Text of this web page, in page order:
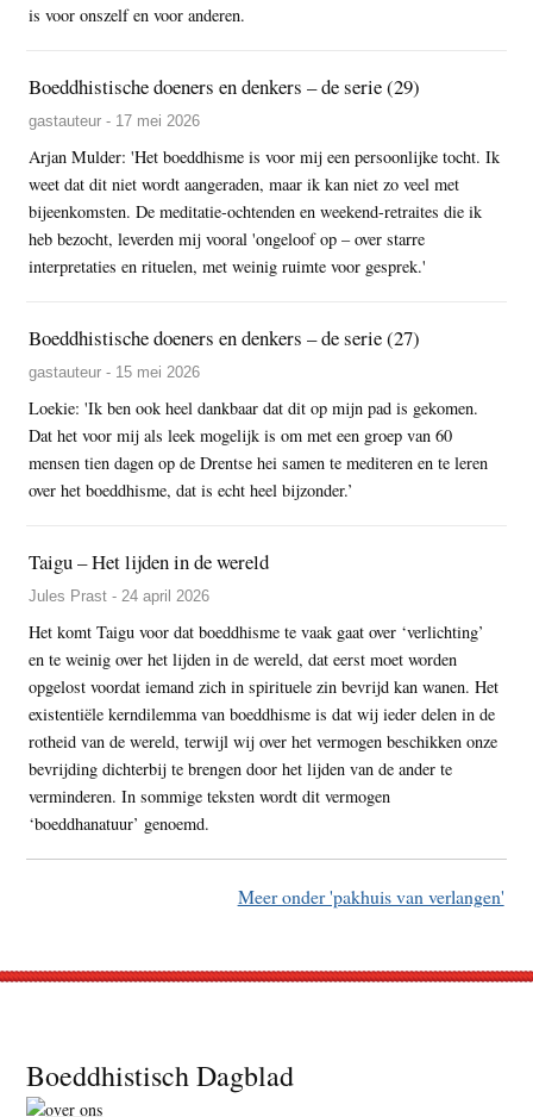
is voor onszelf en voor anderen.
Boeddhistische doeners en denkers – de serie (29)
gastauteur - 17 mei 2026
Arjan Mulder: 'Het boeddhisme is voor mij een persoonlijke tocht. Ik
weet dat dit niet wordt aangeraden, maar ik kan niet zo veel met
bijeenkomsten. De meditatie-ochtenden en weekend-retraites die ik
heb bezocht, leverden mij vooral 'ongeloof op – over starre
interpretaties en rituelen, met weinig ruimte voor gesprek.'
Boeddhistische doeners en denkers – de serie (27)
gastauteur - 15 mei 2026
Loekie: 'Ik ben ook heel dankbaar dat dit op mijn pad is gekomen.
Dat het voor mij als leek mogelijk is om met een groep van 60
mensen tien dagen op de Drentse hei samen te mediteren en te leren
over het boeddhisme, dat is echt heel bijzonder.’
Taigu – Het lijden in de wereld
Jules Prast - 24 april 2026
Het komt Taigu voor dat boeddhisme te vaak gaat over ‘verlichting’
en te weinig over het lijden in de wereld, dat eerst moet worden
opgelost voordat iemand zich in spirituele zin bevrijd kan wanen. Het
existentiële kerndilemma van boeddhisme is dat wij ieder delen in de
rotheid van de wereld, terwijl wij over het vermogen beschikken onze
bevrijding dichterbij te brengen door het lijden van de ander te
verminderen. In sommige teksten wordt dit vermogen
‘boeddhanatuur’ genoemd.
Meer onder 'pakhuis van verlangen'
Footer
Boeddhistisch Dagblad